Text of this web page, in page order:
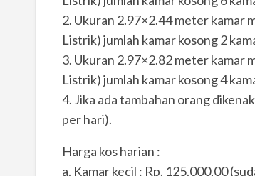
2. Ukuran 2.97×2.44 meter kamar
Listrik) jumlah kamar kosong 2
3. Ukuran 2.97×2.82 meter kamar
Listrik) jumlah kamar kosong 4
4. Jika ada tambahan orang
per hari).
Harga kos harian :
a. Kamar kecil : Rp. 125.000,00